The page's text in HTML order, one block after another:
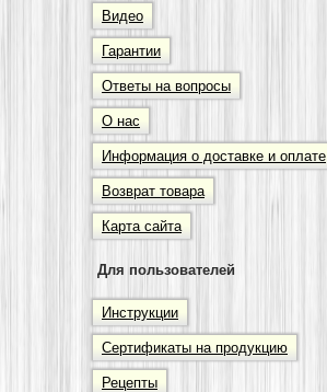
Видео
Гарантии
Ответы на вопросы
О нас
Информация о доставке и оплате
Возврат товара
Карта сайта
Для пользователей
Инструкции
Сертификаты на продукцию
Рецепты